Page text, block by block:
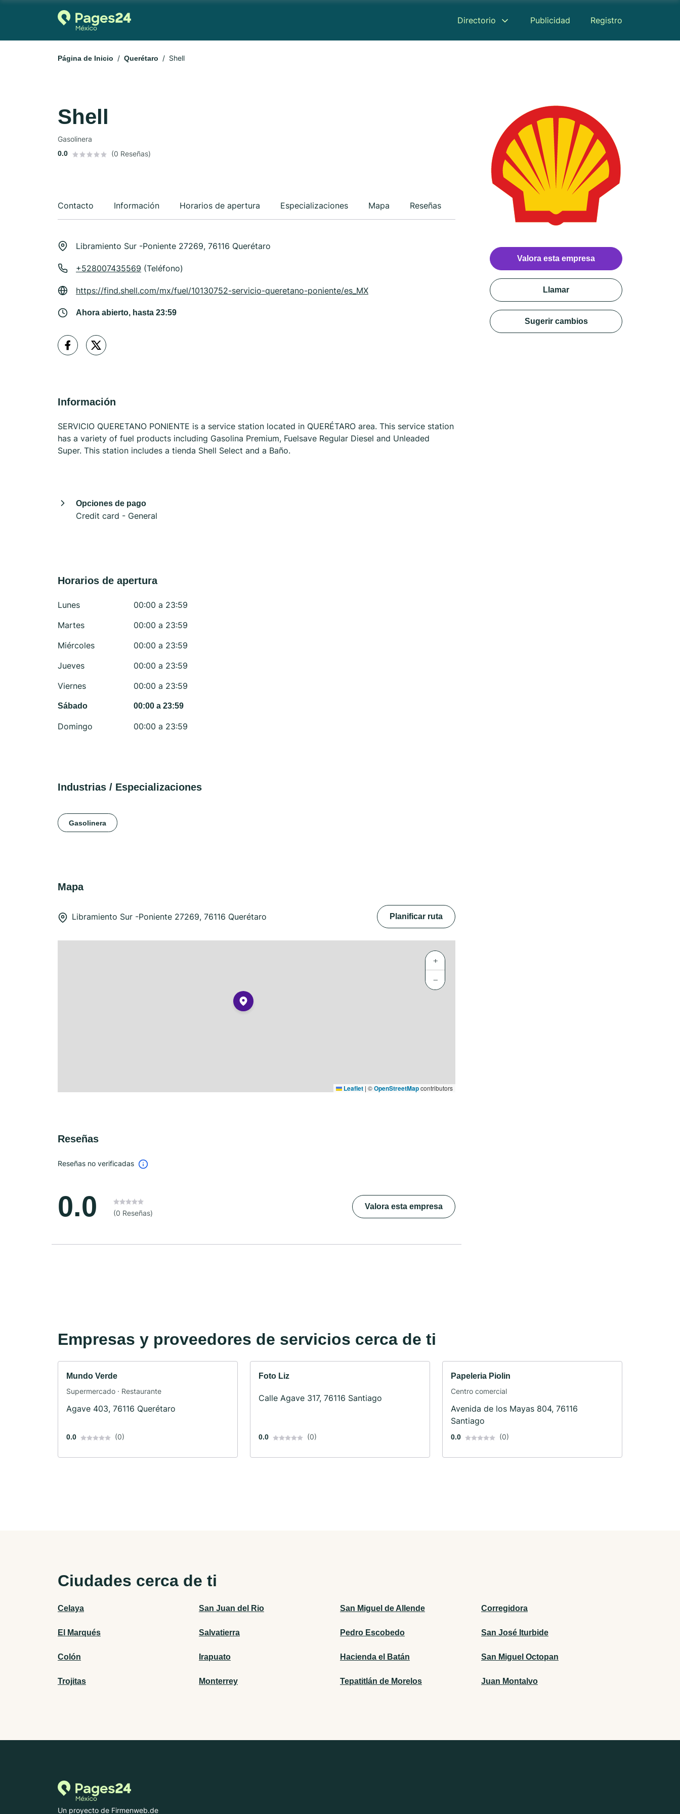
Directorio Publicidad Registro
Página de Inicio Querétaro Shell
Shell
Gasolinera
0.0 (0 Reseñas)
Contacto Información Horarios de apertura Especializaciones Mapa Reseñas
Libramiento Sur -Poniente 27269, 76116 Querétaro
+528007435569 (Teléfono)
https://find.shell.com/mx/fuel/10130752-servicio-queretano-poniente/es_MX
Ahora abierto, hasta 23:59
Información
SERVICIO QUERETANO PONIENTE is a service station located in QUERÉTARO area. This service station
has a variety of fuel products including Gasolina Premium, Fuelsave Regular Diesel and Unleaded
Super. This station includes a tienda Shell Select and a Baño.
Opciones de pago
Credit card - General
Horarios de apertura
Lunes
00:00 a 23:59
Martes
00:00 a 23:59
Miércoles
00:00 a 23:59
Jueves
00:00 a 23:59
Viernes
00:00 a 23:59
Sábado 00:00 a 23:59
Domingo 00:00 a 23:59
Industrias / Especializaciones
Gasolinera
Mapa
Libramiento Sur -Poniente 27269, 76116 Querétaro Planificar ruta
+
−
Leaflet | ©OpenStreetMapcontributors
Reseñas
Reseñas no verificadas
0.0 (0 Reseñas)
Valora esta empresa
Valora esta empresa
Llamar
Sugerir cambios
Empresas y proveedores de servicios cerca de ti
Mundo Verde
Supermercado · Restaurante
Agave 403, 76116 Querétaro
0.0 (0)
Foto Liz
Calle Agave 317, 76116 Santiago
0.0 (0)
Papeleria Piolin
Centro comercial
Avenida de los Mayas 804, 76116
Santiago
0.0 (0)
Ciudades cerca de ti
Celaya San Juan del Rio San Miguel de Allende Corregidora
El Marqués Salvatierra Pedro Escobedo San José Iturbide
Colón Irapuato Hacienda el Batán San Miguel Octopan
Trojitas Monterrey Tepatitlán de Morelos Juan Montalvo
Un proyecto de Firmenweb.de